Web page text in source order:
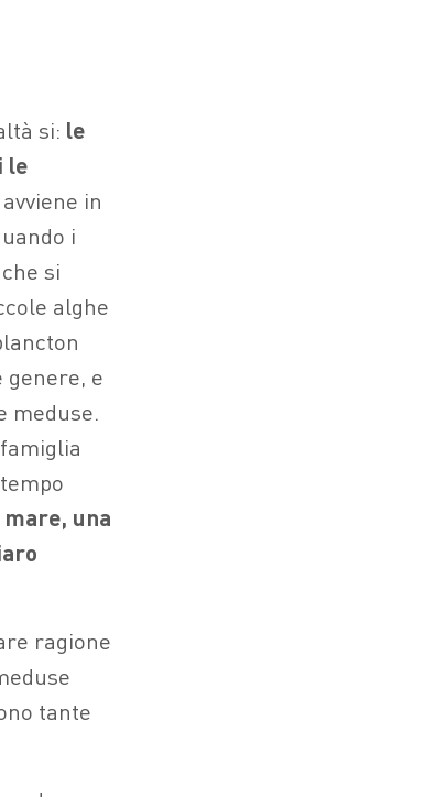
si: le
le
in
i
si
alghe
e
meduse.
una
ragione
tante